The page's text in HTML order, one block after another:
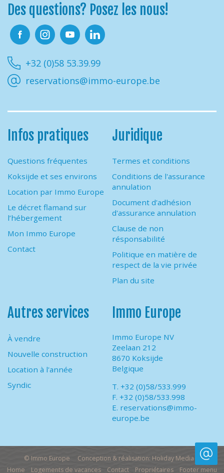
Des questions? Posez les nous!
+32 (0)58 53.39.99
reservations@immo-europe.be
Infos pratiques
Questions fréquentes
Koksijde et ses environs
Location par Immo Europe
Le décret flamand sur
l’hébergement
Mon Immo Europe
Contact
Juridique
Termes et conditions
Conditions de l'assurance
annulation
Document d'adhésion
d'assurance annulation
Clause de non
résponsabilité
Politique en matière de
respect de la vie privée
Plan du site
Autres services
À vendre
Nouvelle construction
Location à l'année
Syndic
Immo Europe
Immo Europe NV
Zeelaan 212
8670 Koksijde
Belgique
T. +32 (0)58/533.999
F. +32 (0)58/533.998
E. reservations@immo-
europe.be
© Immo Europe
Conception & réalisation: Holiday Media
Home
Logements de vacances Contact Propriétaires Footer menu